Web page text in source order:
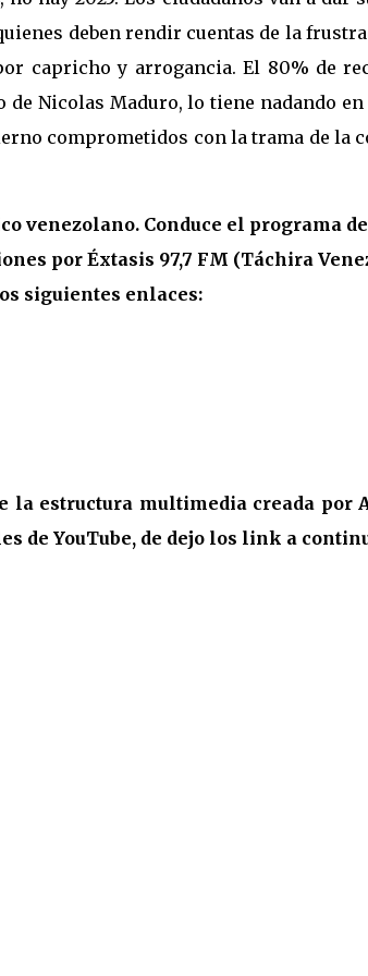
deben rendir cuentas de la
capricho y arrogancia. El 80% de
de Nicolas Maduro, lo tiene nadando
comprometidos con la trama de la
venezolano. Conduce el programa
por Éxtasis 97,7 FM (Táchira
siguientes enlaces:
la estructura multimedia creada por
de YouTube, de dejo los link a